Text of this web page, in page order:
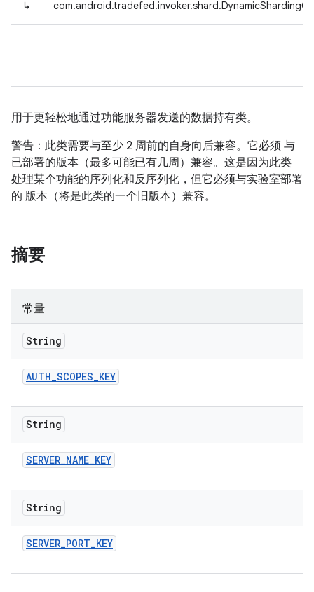
↳
用于更轻松地通过功能服务器发送的数据持有类。
警告：此类需要与至少 2 周前的自身向后兼容。它必须 与
已部署的版本（最多可能已有几周）兼容。这是因为此类
处理某个功能的序列化和反序列化，但它必须与实验室部署
的 版本（将是此类的一个旧版本）兼容。
摘要
常量
String
AUTH_SCOPES_KEY
String
SERVER_NAME_KEY
String
SERVER_PORT_KEY